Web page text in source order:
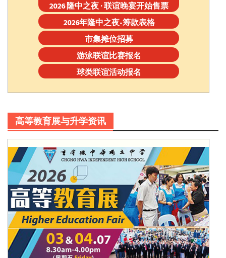
2026 隆中之夜 · 联谊晚宴开始售票
2026年隆中之夜-筹款表格
市集摊位招募
游泳联谊比赛报名
球类联谊活动报名
高等教育展与升学资讯